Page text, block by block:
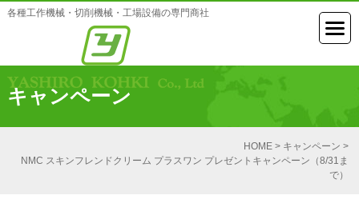
各種工作機械・切削機械・工場設備の専門商社
キャンペーン
HOME> キャンペーン >
NMC スキンフレンドクリーム プラスワン プレゼントキャンペーン（8/31ま
で）